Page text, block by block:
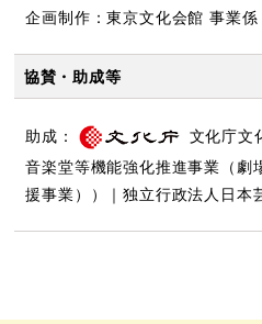
企画制作：東京文化会館 事業係
協賛・助成等
助成：
文化庁文
音楽堂等機能強化推進事業（劇
援事業））｜独立行政法人日本